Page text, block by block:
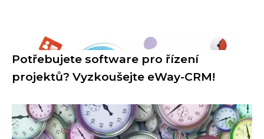
Potřebujete software pro řízení
projektů? Vyzkoušejte eWay-CRM!